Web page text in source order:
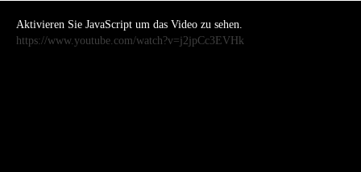
Aktivieren Sie JavaScript um das Video zu sehen.
https://www.youtube.com/watch?v=j2jpCc3EVHk